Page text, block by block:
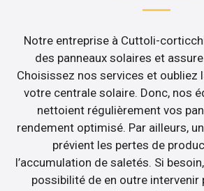
Notre entreprise à Cuttoli-
des panneaux solaires et
Choisissez nos services et oubliez
votre centrale solaire. Donc, nos
nettoient régulièrement vos
rendement optimisé. Par ailleurs,
prévient les pertes de
l’accumulation de saletés. Si
possibilité de en outre intervenir